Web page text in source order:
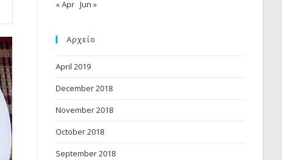
« Apr Jun »
Αρχείο
April 2019
December 2018
November 2018
October 2018
September 2018